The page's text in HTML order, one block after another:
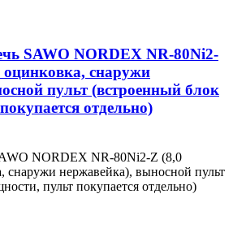
SAWO NORDEX NR-80Ni2-
снаружи
пульт (встроенный блок
отдельно)
NORDEX NR-80Ni2-Z (8,0
снаружи нержавейка), выносной пульт
пульт покупается отдельно)